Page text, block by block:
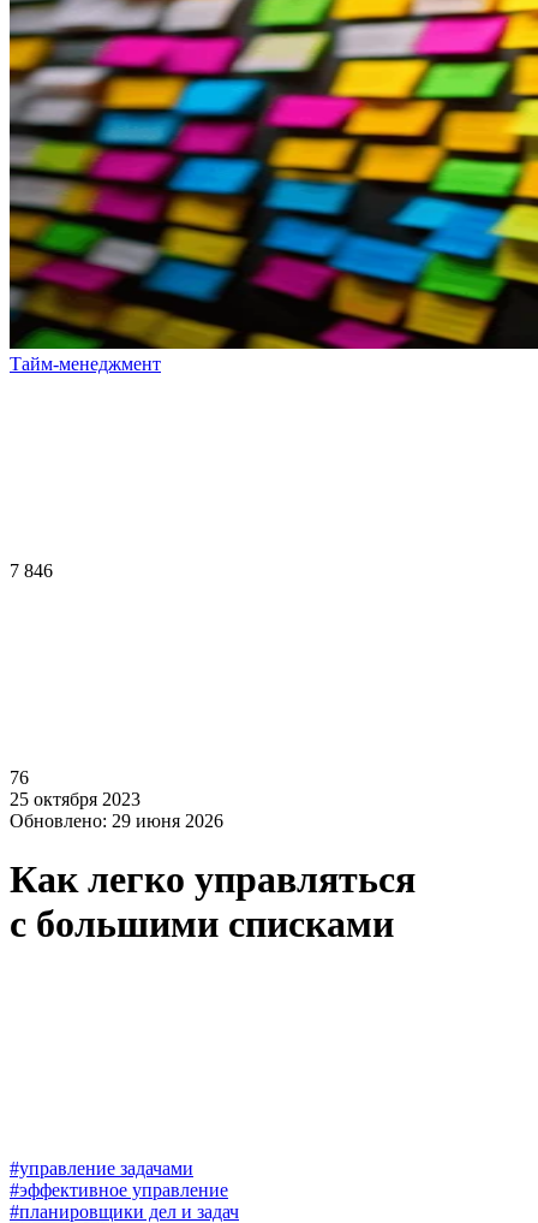
Тайм-менеджмент
7 846
76
25 октября 2023
Обновлено: 29 июня 2026
Как легко управляться
с большими списками
#управление задачами
#эффективное управление
#планировщики дел и задач